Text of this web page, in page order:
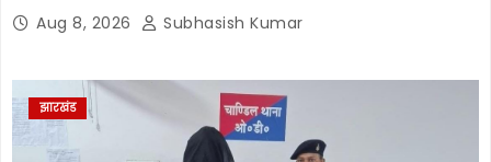
Aug 8, 2026 Subhasish Kumar
झारखंड